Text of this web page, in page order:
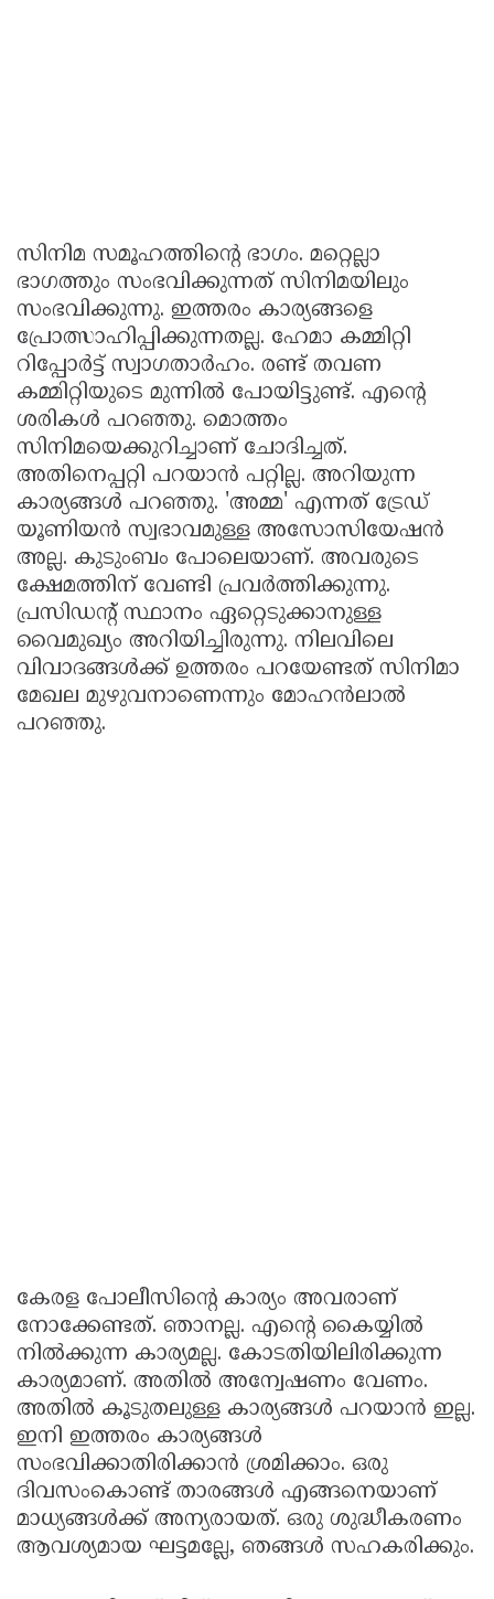
സിനിമ സമൂഹത്തിന്റെ ഭാഗം. മറ്റെല്ലാ
ഭാഗത്തും സംഭവിക്കുന്നത് സിനിമയിലും
സംഭവിക്കുന്നു. ഇത്തരം കാര്യങ്ങളെ
പ്രോത്സാഹിപ്പിക്കുന്നതല്ല. ഹേമാ കമ്മിറ്റി
റിപ്പോര്‍ട്ട് സ്വാഗതാര്‍ഹം. രണ്ട് തവണ
കമ്മിറ്റിയുടെ മുന്നില്‍ പോയിട്ടുണ്ട്. എന്റെ
ശരികള്‍ പറഞ്ഞു. മൊത്തം
സിനിമയെക്കുറിച്ചാണ് ചോദിച്ചത്.
അതിനെപ്പറ്റി പറയാന്‍ പറ്റില്ല. അറിയുന്ന
കാര്യങ്ങള്‍ പറഞ്ഞു. 'അമ്മ' എന്നത് ട്രേഡ്
യൂണിയന്‍ സ്വഭാവമുള്ള അസോസിയേഷന്‍
അല്ല. കുടുംബം പോലെയാണ്. അവരുടെ
ക്ഷേമത്തിന് വേണ്ടി പ്രവര്‍ത്തിക്കുന്നു.
പ്രസിഡന്റ് സ്ഥാനം ഏറ്റെടുക്കാനുള്ള
വൈമുഖ്യം അറിയിച്ചിരുന്നു. നിലവിലെ
വിവാദങ്ങള്‍ക്ക് ഉത്തരം പറയേണ്ടത് സിനിമാ
മേഖല മുഴുവനാണെന്നും മോഹന്‍ലാല്‍
പറഞ്ഞു.
കേരള പോലീസിന്റെ കാര്യം അവരാണ്
നോക്കേണ്ടത്. ഞാനല്ല. എന്റെ കൈയ്യില്‍
നില്‍ക്കുന്ന കാര്യമല്ല. കോടതിയിലിരിക്കുന്ന
കാര്യമാണ്. അതില്‍ അന്വേഷണം വേണം.
അതില്‍ കൂടുതലുള്ള കാര്യങ്ങള്‍ പറയാന്‍ ഇല്ല.
ഇനി ഇത്തരം കാര്യങ്ങള്‍
സംഭവിക്കാതിരിക്കാന്‍ ശ്രമിക്കാം. ഒരു
ദിവസംകൊണ്ട് താരങ്ങള്‍ എങ്ങനെയാണ്
മാധ്യങ്ങള്‍ക്ക് അന്യരായത്. ഒരു ശുദ്ധീകരണം
ആവശ്യമായ ഘട്ടമല്ലേ, ഞങ്ങള്‍ സഹകരിക്കും.